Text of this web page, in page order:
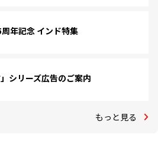
年記念 インド特集
」シリーズ広告のご案内
もっと見る